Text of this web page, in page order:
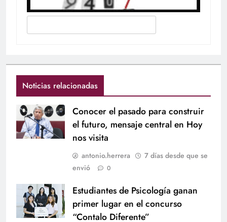
Noticias relacionadas
Conocer el pasado para construir
el futuro, mensaje central en Hoy
nos visita
antonio.herrera
7 días desde que se
envió
0
Estudiantes de Psicología ganan
primer lugar en el concurso
“Contalo Diferente”